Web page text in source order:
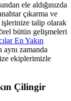
ele aldığınızda
çıkarma ve
işlerinize talip olarak
bütün gelişmeleri
En Yakın
zamanda
ekiplerimizle
Çilingir